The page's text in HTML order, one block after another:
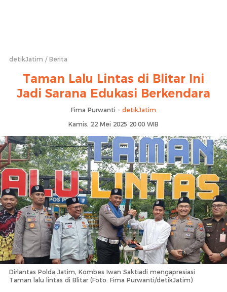
detikJatim Berita
Taman Lalu Lintas di Blitar Ini
Jadi Sarana Edukasi Berkendara
Fima Purwanti - detikJatim
Kamis, 22 Mei 2025 20:00 WIB
Dirlantas Polda Jatim, Kombes Iwan Saktiadi mengapresiasi
Taman lalu lintas di Blitar (Foto: Fima Purwanti/detikJatim)